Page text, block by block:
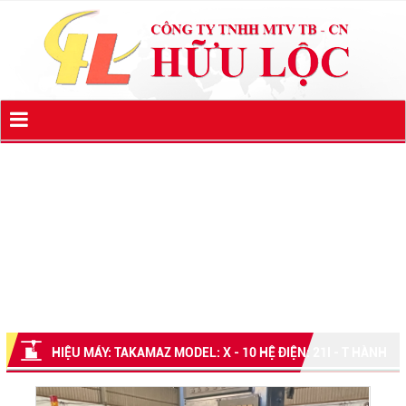
HIỆU MÁY: TAKAMAZ MODEL: X - 10 HỆ ĐIỆN: 21I - T HÀNH
TRÌNH X/Z : 240/230MM TỐC ĐỘ TRỤC CHÍNH: 4.500